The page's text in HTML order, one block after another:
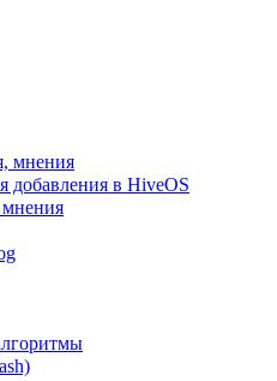
мнения
добавления в HiveOS